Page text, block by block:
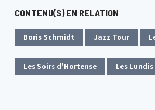
CONTENU(S) EN RELATION
Boris Schmidt Jazz Tour
Les Soirs d'Hortense Les